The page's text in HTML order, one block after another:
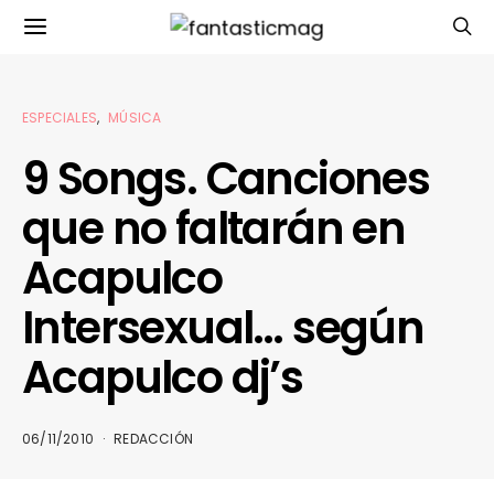
ESPECIALES MÚSICA
9 Songs. Canciones
que no faltarán en
Acapulco
Intersexual… según
Acapulco dj’s
06/11/2010 REDACCIÓN